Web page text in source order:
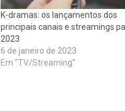
K-dramas: os lançamentos dos
principais canais e streamings
2023
6 de janeiro de 2023
Em "TV/Streaming"